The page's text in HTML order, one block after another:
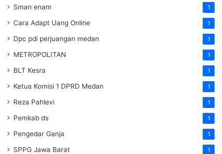
Sman enam 1
Cara Adapt Uang Online 1
Dpc pdi perjuangan medan 1
METROPOLITAN 1
BLT Kesra 1
Ketua Komisi 1 DPRD Medan 1
Reza Pahlevi 1
Pemkab ds 1
Pengedar Ganja 1
SPPG Jawa Barat 1